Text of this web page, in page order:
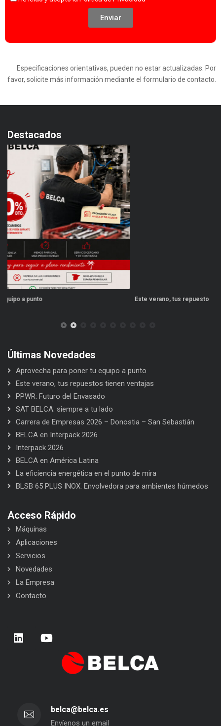
Enviar
Especificaciones orientativas, pueden no estar actualizadas. Por
favor, solicite más información mediante el formulario de contacto.
Destacados
Este verano, tus repuestos tienen ventajas
Últimas Novedades
Aprovecha para poner tu equipo a punto
Este verano, tus repuestos tienen ventajas
PPWR: Futuro del Envasado
SAT BELCA: siempre a tu lado
Carrera de Empresas 2026 – Donostia – San Sebastián
BELCA en Interpack 2026
Interpack 2026
BELCA en América Latina
La eficiencia energética en el punto de mira
BLSB 65 PLUS INOX. Envolvedora para ambientes húmedos
Acceso Rápido
Máquinas
Aplicaciones
Servicios
Novedades
La Empresa
Contacto
belca@belca.es
Envíenos un email